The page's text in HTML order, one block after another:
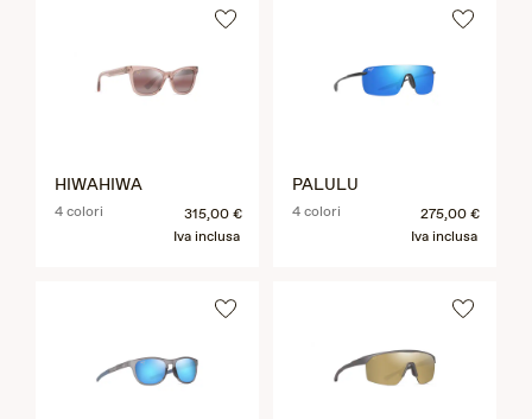
HIWAHIWA
4 colori
315,00 €
Iva inclusa
PALULU
4 colori
275,00 €
Iva inclusa